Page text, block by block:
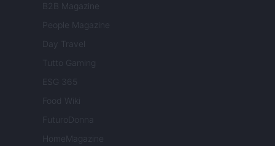
B2B Magazine
People Magazine
Day Travel
Tutto Gaming
ESG 365
Food Wiki
FuturoDonna
HomeMagazine